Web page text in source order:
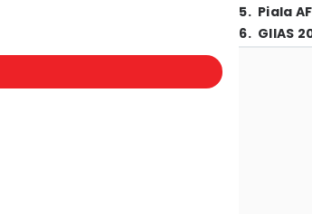
5. Piala
6. GIIAS